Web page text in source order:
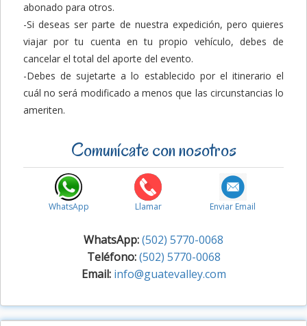
abonado para otros.
-Si deseas ser parte de nuestra expedición, pero quieres
viajar por tu cuenta en tu propio vehículo, debes de
cancelar el total del aporte del evento.
-Debes de sujetarte a lo establecido por el itinerario el
cuál no será modificado a menos que las circunstancias lo
ameriten.
Comunícate con nosotros
WhatsApp Llamar Enviar Email
WhatsApp:(502) 5770-0068
Teléfono: (502) 5770-0068
Email: info@guatevalley.com